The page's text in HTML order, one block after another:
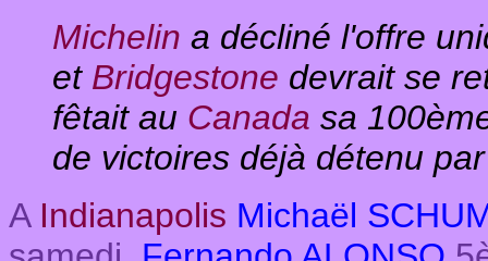
Michelin a décliné l'offre
et Bridgestone devrait se
fêtait au Canada sa
de victoires déjà détenu
A Indianapolis Michaël